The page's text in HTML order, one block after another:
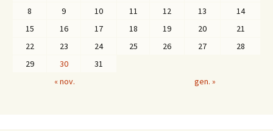
« nov. gen. »
8
9 10 11 12 13
14
15
16 17 18 19 20
21
22
23 24 25 26 27
28
29
30 31